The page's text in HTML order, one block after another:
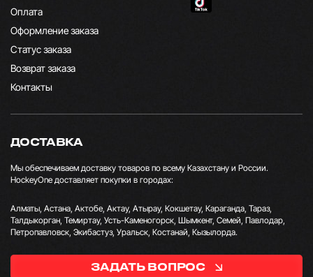
Оплата
Оформление заказа
Статус заказа
Возврат заказа
Контакты
ДОСТАВКА
Мы обеспечиваем доставку товаров по всему Казахстану и России.
HockeyOne доставляет покупки в городах:
Алматы, Астана, Актобе, Актау, Атырау, Кокшетау, Караганда, Тараз,
Талдыкорган, Темиртау, Усть-Каменогорск, Шымкент, Семей, Павлодар,
Петропавловск, Экибастуз, Уральск, Костанай, Кызылорда.
ЗАДАТЬ ВОПРОС